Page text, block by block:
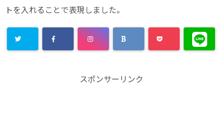
トを入れることで表現しました。
スポンサーリンク